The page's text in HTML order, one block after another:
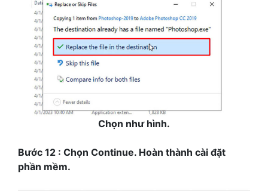
Chọn như hình.
Bước 12 : Chọn Continue. Hoàn thành cài đặt
phần mềm.